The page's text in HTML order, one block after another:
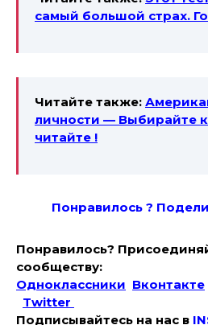
самый большой страх.
Читайте также:
личности — Выбирайте
читайте !
Понравилось ? Поде
Понравилось?
сообществу:
Одноклассники Вконтакте
Twitter
Подписывайтесь на наc в